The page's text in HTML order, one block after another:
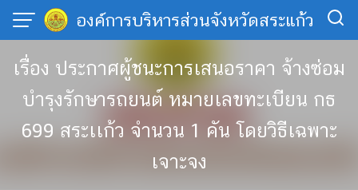
Skip
content
องค์การบริหารส่วนจังหวัดสระแก้ว
เรื่อง ประกาศผู้ชนะการเสนอราคา จ้างซ่อม
บำรุงรักษารถยนต์ หมายเลขทะเบียน กธ
699 สระเเก้ว จำนวน 1 คัน โดยวิธีเฉพาะ
เจาะจง